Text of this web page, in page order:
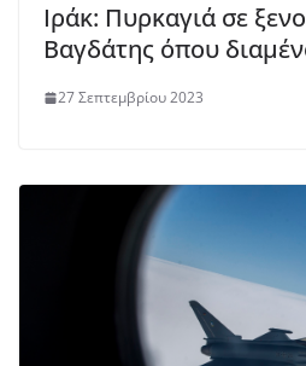
Ιράκ: Πυρκαγιά σε
Βαγδάτης όπου
27 Σεπτεμβρίου 2023